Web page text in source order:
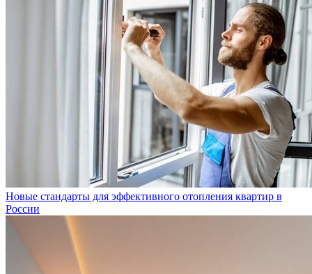
Новые стандарты для эффективного отопления квартир в
России